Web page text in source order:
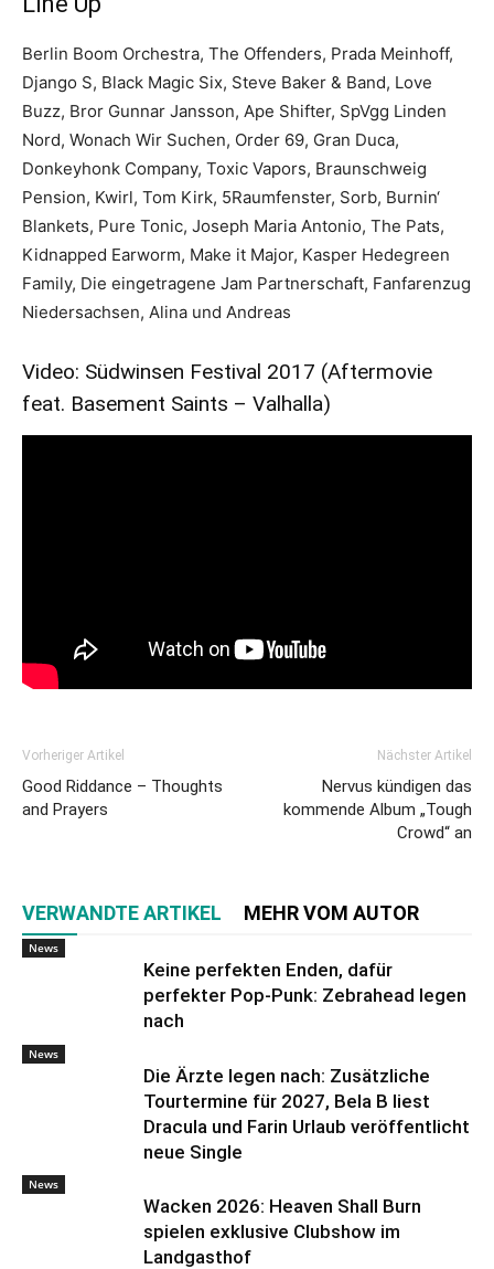
Berlin Boom Orchestra, The Offenders, Prada Meinhoff,
Django S, Black Magic Six, Steve Baker & Band, Love
Buzz, Bror Gunnar Jansson, Ape Shifter, SpVgg Linden
Nord, Wonach Wir Suchen, Order 69, Gran Duca,
Donkeyhonk Company, Toxic Vapors, Braunschweig
Pension, Kwirl, Tom Kirk, 5Raumfenster, Sorb, Burnin‘
Blankets, Pure Tonic, Joseph Maria Antonio, The Pats,
Kidnapped Earworm, Make it Major, Kasper Hedegreen
Family, Die eingetragene Jam Partnerschaft, Fanfarenzug
Niedersachsen, Alina und Andreas
Video: Südwinsen Festival 2017 (Aftermovie
feat. Basement Saints – Valhalla)
Vorheriger Artikel
Good Riddance – Thoughts
and Prayers
Nächster Artikel
Nervus kündigen das
kommende Album „Tough
Crowd“ an
VERWANDTE ARTIKEL MEHR VOM AUTOR
News
Keine perfekten Enden, dafür
perfekter Pop-Punk: Zebrahead legen
nach
News
Die Ärzte legen nach: Zusätzliche
Tourtermine für 2027, Bela B liest
Dracula und Farin Urlaub veröffentlicht
neue Single
News
Wacken 2026: Heaven Shall Burn
spielen exklusive Clubshow im
Landgasthof